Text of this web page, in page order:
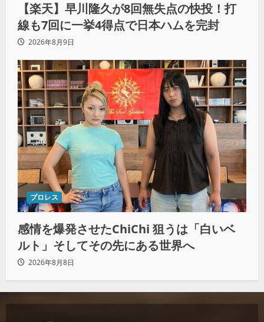
【楽天】早川隆久が8回無失点の快投！打
線も7回に一挙4得点で日本ハムを完封
2026年8月9日
プロレス
感情を爆発させたChiChi 狙うは「白いベ
ルト」そしてその先にある世界へ
2026年8月8日